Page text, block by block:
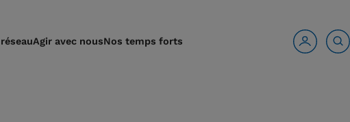
Agir avec nousNos temps forts